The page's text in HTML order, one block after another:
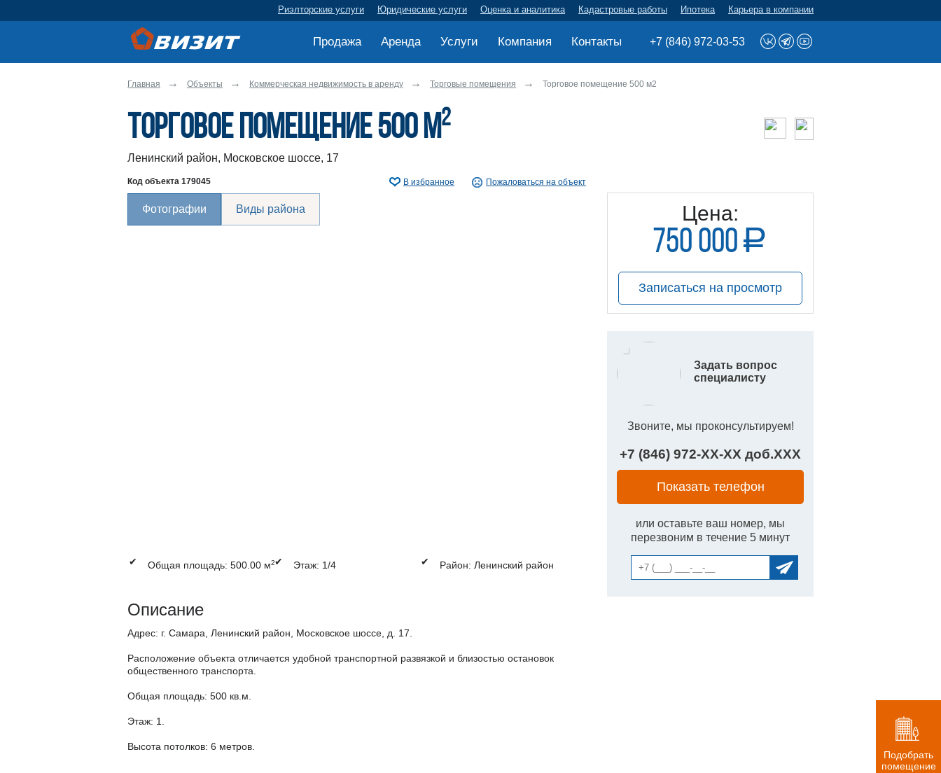
Риэлторские услуги Юридические услуги Оценка и аналитика Кадастровые работы Ипотека Карьера в компании
+7 (846) 972-03-53
Продажа Аренда Услуги Компания Контакты
Главная Объекты Коммерческая недвижимость в аренду Торговые помещения Торговое помещение 500 м2
Торговое помещение 500 м2
Ленинский район, Московское шоссе, 17
Код объекта 179045 В избранное Пожаловаться на объект
Фотографии Виды района
✔ Общая площадь: 500.00 м2✔ Этаж: 1/4 ✔ Район: Ленинский район
Описание
Адрес: г. Самара, Ленинский район, Московское шоссе, д. 17.
Расположение объекта отличается удобной транспортной развязкой и близостью остановок
общественного транспорта.
Общая площадь: 500 кв.м.
Этаж: 1.
Высота потолков: 6 метров.
Цена:
750 000 a
руб.
Записаться на просмотр
Задать вопрос
специалисту
Звоните, мы проконсультируем!
+7 (846) 972-XX-XX доб.XXX
Показать телефон
или оставьте ваш номер, мы
перезвоним в течение 5 минут
Подобрать
помещение